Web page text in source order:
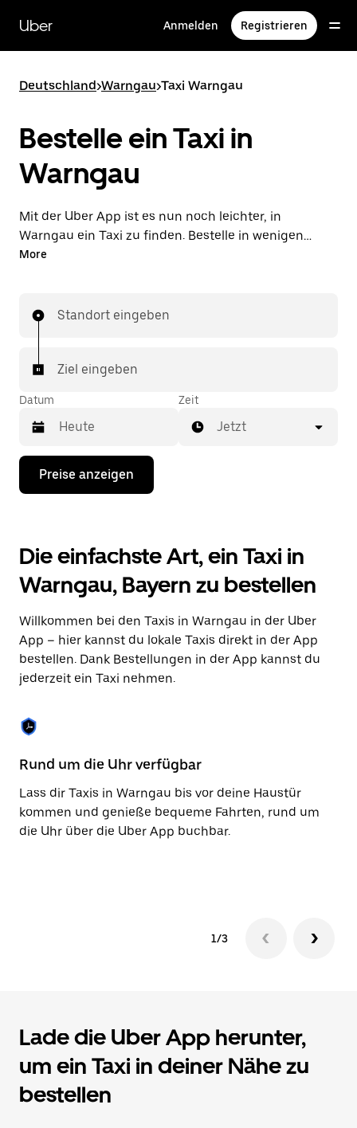
zum
Hauptinhalt
Uber Anmelden Registrieren
Deutschland>Warngau>Taxi Warngau
Bestelle ein Taxi in
Warngau
Mit der Uber App ist es nun noch leichter, in
Warngau ein Taxi zu finden. Bestelle in wenigen
Schritten ein Taxi und bezahle deine Fahrt direkt in
nächste Taxifahrt in Warngau zu bestellen.
More
Standort eingeben
Ziel eingeben
Datum
Drücke
Nach-
mit
dem
Kalender
zu
und
ein
Datum
auszuwählen.
Drücke
Taste,
um
Kalender
schließen.
Zeit
Jetzt
Preise anzeigen
Die einfachste Art, ein Taxi in
Warngau, Bayern zu bestellen
Willkommen bei den Taxis in Warngau in der Uber
App – hier kannst du lokale Taxis direkt in der App
bestellen. Dank Bestellungen in der App kannst du
jederzeit ein Taxi nehmen.
Rund um die Uhr verfügbar
Lass dir Taxis in Warngau bis vor deine Haustür
kommen und genieße bequeme Fahrten, rund um
die Uhr über die Uber App buchbar.
1/3
Lade die Uber App herunter,
um ein Taxi in deiner Nähe zu
bestellen